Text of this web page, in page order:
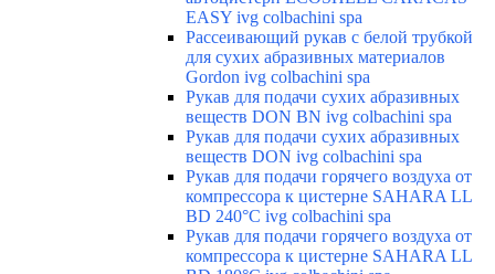
EASY ivg colbachini spa
Рассеивающий рукав с белой трубкой
для сухих абразивных материалов
Gordon ivg colbachini spa
Рукав для подачи сухих абразивных
веществ DON BN ivg colbachini spa
Рукав для подачи сухих абразивных
веществ DON ivg colbachini spa
Рукав для подачи горячего воздуха от
компрессора к цистерне SAHARA LL
BD 240°C ivg colbachini spa
Рукав для подачи горячего воздуха от
компрессора к цистерне SAHARA LL